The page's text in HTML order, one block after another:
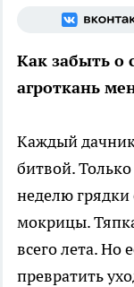
Как забыть о
агроткань
Каждый
битвой.
неделю грядки
мокрицы.
всего лета. Но
превратить